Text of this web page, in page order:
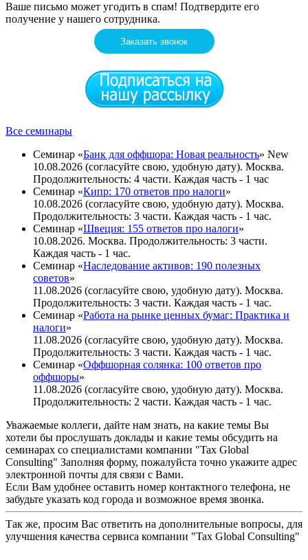
Ваше письмо может угодить в спам! Подтвердите его
получение у нашего сотрудника.
Заказать звонок
Все семинары
Семинар «Банк для оффшора: Новая реальность» New
10.08.2026 (согласуйте свою, удобную дату). Москва.
Продолжительность: 4 части. Каждая часть - 1 час
Семинар «Кипр: 170 ответов про налоги»
10.08.2026 (согласуйте свою, удобную дату). Москва.
Продолжительность: 3 части. Каждая часть - 1 час.
Семинар «Швеция: 155 ответов про налоги»
10.08.2026. Москва. Продолжительность: 3 части.
Каждая часть - 1 час.
Семинар «Наследование активов: 190 полезных
советов»
11.08.2026 (согласуйте свою, удобную дату). Москва.
Продолжительность: 3 части. Каждая часть - 1 час.
Семинар «Работа на рынке ценных бумаг: Практика и
налоги»
11.08.2026 (согласуйте свою, удобную дату). Москва.
Продолжительность: 3 части. Каждая часть - 1 чаc.
Семинар «Оффшорная солянка: 100 ответов про
оффшоры»
11.08.2026 (согласуйте свою, удобную дату). Москва.
Продолжительность: 2 части. Каждая часть - 1 час.
Уважаемые коллеги, дайте нам знать, на какие темы Вы
хотели бы прослушать доклады и какие темы обсудить на
семинарах со специалистами компании "Tax Global
Consulting" Заполняя форму, пожалуйста точно укажите адрес
электронной почты для связи с Вами.
Если Вам удобнее оставить номер контактного телефона, не
забудьте указать код города и возможное время звонка.
Так же, просим Вас ответить на дополнительные вопросы, для
улучшения качества сервиса компании "Tax Global Consulting"